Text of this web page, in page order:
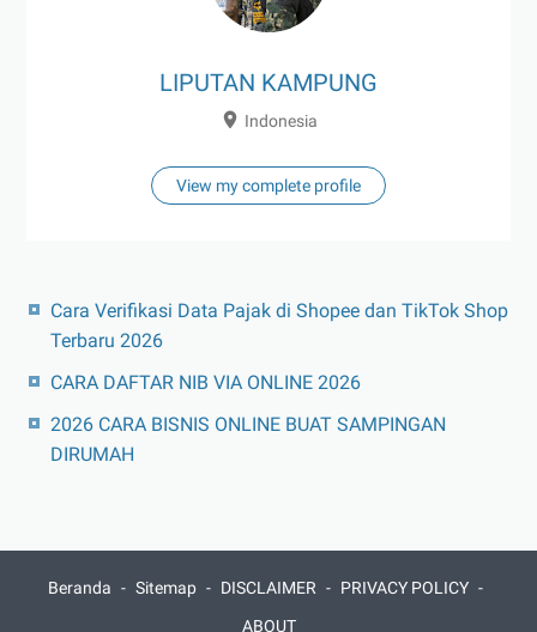
LIPUTAN KAMPUNG
Indonesia
View my complete profile
Cara Verifikasi Data Pajak di Shopee dan TikTok Shop
Terbaru 2026
CARA DAFTAR NIB VIA ONLINE 2026
2026 CARA BISNIS ONLINE BUAT SAMPINGAN
DIRUMAH
Beranda Sitemap DISCLAIMER
PRIVACY POLICY
ABOUT